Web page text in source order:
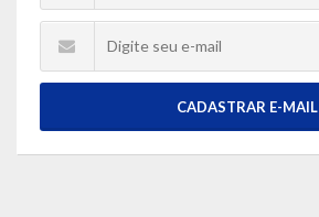
CADASTRAR E-MAIL